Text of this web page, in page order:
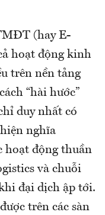
(hay E-
hoạt động kinh
trên nền tảng
“hài hước”
duy nhất có
nghĩa
hoạt động thuần
và chuỗi
đại dịch ập tới.
trên các sàn